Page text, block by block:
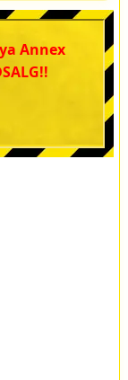
Annex